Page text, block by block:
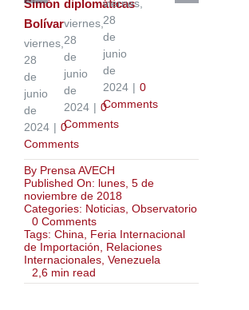
Simón
Bolívar
viernes,
28
de
junio
de
2024 | 0
Comments
diplomáticas
viernes,
28
de
junio
de
2024 | 0
Comments
viernes,
28
de
junio
de
2024 | 0
Comments
By Prensa AVECH
Published On: lunes, 5 de
noviembre de 2018
Categories: Noticias, Observatorio
0 Commentson
Venezuela
presenta
potencialidades
en
Tags: China, Feria Internacional
de Importación, Relaciones
Internacionales, Venezuela
2,6 min read